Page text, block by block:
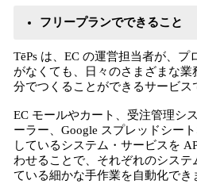
フリープランでできること
TēPs は、EC の運営担当者が、
がなくても、日々のさまざまな業
分でつくることができるサービス
EC モールやカート、受注管理シ
ーラー、Google スプレッドシー
しているシステム・サービスを
わせることで、それぞれのシステ
ている細かな手作業を自動化でき